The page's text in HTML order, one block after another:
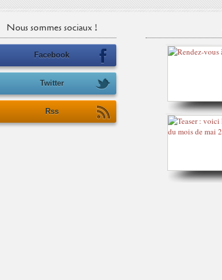
Nous sommes sociaux !
Facebook
Twitter
Rss